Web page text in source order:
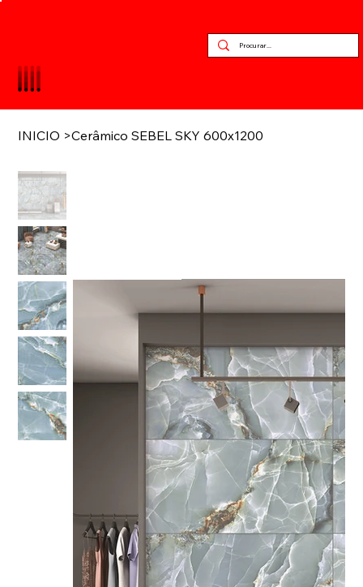
INICIO >Cerâmico SEBEL SKY 600x1200